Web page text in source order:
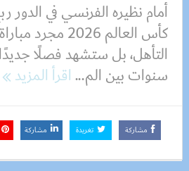
أمام نظيره الفرنسي في الدور
كأس العالم 2026
التأهل، بل ستشهد فصلًا
سنوات بين الم...اقرأ المزيد
مشاركة تغريدة مشاركة